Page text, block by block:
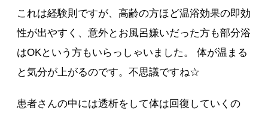
これは経験則ですが、高齢の方ほど温浴効果の即効
性が出やすく、意外とお風呂嫌いだった方も部分浴
はOKという方もいらっしゃいました。 体が温まる
と気分が上がるのです。不思議ですね☆
患者さんの中には透析をして体は回復していくの